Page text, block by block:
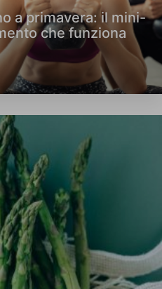
a primavera: il mini-
che funziona